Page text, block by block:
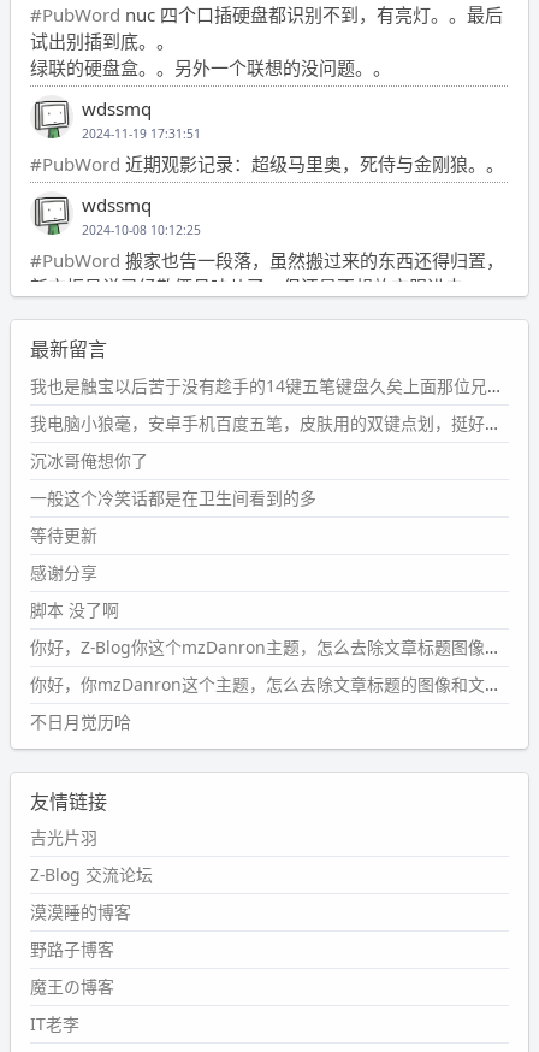
#PubWord nuc 四个口插硬盘都识别不到，有亮灯。。最后
试出别插到底。。
绿联的硬盘盒。。另外一个联想的没问题。。
wdssmq
2024-11-19 17:31:51
#PubWord 近期观影记录：超级马里奥，死侍与金刚狼。。
wdssmq
2024-10-08 10:12:25
#PubWord 搬家也告一段落，虽然搬过来的东西还得归置，
新衣柜虽说已经散俩月味儿了，但还是不想放衣服进去。
wdssmq
2024-09-23 21:00:49
#PubWord要不我每年汇总整理一次？？碎雨集_沉冰浮水_
第1页https://www.wdssmq.com/tag/%E7%A2%8E%E9%9
B%A8%E9%9B%86/
wdssmq
2024-09-23 20:58:40
#PubWord
条嘟？？？？
wdssmq
2024-09-15 10:32:07
#PubWordVSCode 内 git 操作卡住的时候没办法主动取消
一直是个痛点，一般都是推送或拉取，今天连提交都卡
了。。
wdssmq
2024-09-11 08:45:43
#PubWord
然后天凉了，为了应对踢被子买了睡袋，不知道 1.2 米会不
会略窄。。
wdssmq
2024-09-09 19:43:00
#PubWord
表，21 年 11 月底发现 B 站上线了这部，直到前几天才看
完，还是分两次看的。。接下来有五项是 2019 年的，都是
电影 —— 略长的待办列表。。
最新留言
我也是触宝以后苦于没有趁手的14键五笔键盘久矣上面那位兄台用的百度双键点划布局我也用过很久，那个皮肤做得很粗糙，个别键位的触发区域是错位的，快速打字时很容易出错，修改它的皮肤文件校正后勉强能用，但早年出的皮肤分辨率太低，实在谈不上美观。百度小米定制版的商店里有一个"小黑板"皮肤还不错(百度官方输入法商店里没有)，但那个风格我不喜欢这两天找到了一个叫"森林集"的公众号，开发了海量的皮肤，很多都有14键版本，付费但很便宜，几块钱，终于有自己满意的输入法了搜了一下，这个工作室还是百度的官方合作伙伴，不知道为什么14键作品都不在官方商店上架，难道是百度官方在刻意放弃14键？
我电脑小狼毫，安卓手机百度五笔，皮肤用的双键点划，挺好的。
沉冰哥俺想你了
一般这个冷笑话都是在卫生间看到的多
等待更新
感谢分享
脚本 没了啊
你好，Z-Blog你这个mzDanron主题，怎么去除文章标题图像和文章摘要，仅显示标题，感谢回复！
你好，你mzDanron这个主题，怎么去除文章标题的图像和文章摘要！仅显示标题，感谢回复解决！
不日月觉历哈
友情链接
吉光片羽
Z-Blog 交流论坛
漠漠睡的博客
野路子博客
魔王の博客
IT老李